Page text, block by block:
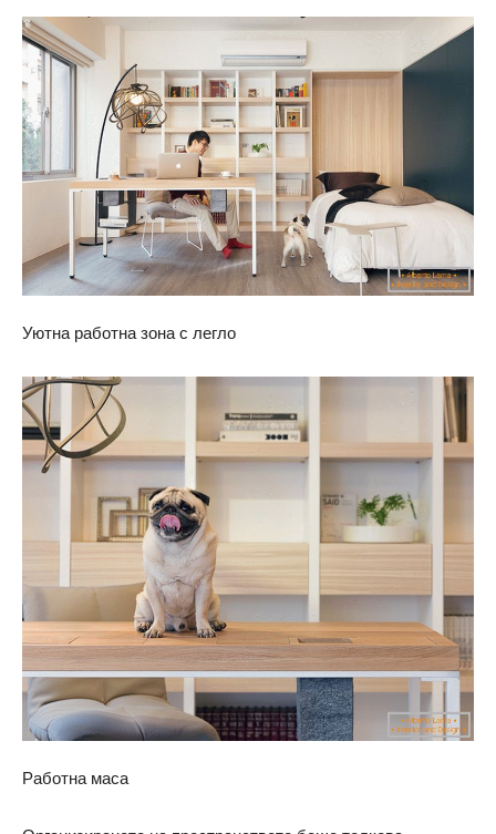
Уютна работна зона с легло
Работна маса